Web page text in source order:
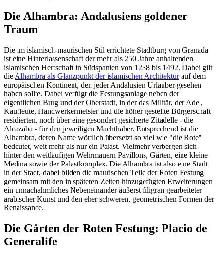
Die Alhambra: Andalusiens goldener
Traum
Die im islamisch-maurischen Stil errichtete Stadtburg von Granada
ist eine Hinterlassenschaft der mehr als 250 Jahre anhaltenden
islamischen Herrschaft in Südspanien von 1238 bis 1492. Dabei gilt
die Alhambra als Glanzpunkt der islamischen Architekturauf dem
europäischen Kontinent, den jeder Andalusien Urlauber gesehen
haben sollte. Dabei verfügt die Festungsanlage neben der
eigentlichen Burg und der Oberstadt, in der das Militär, der Adel,
Kaufleute, Handwerkermeister und die höher gestellte Bürgerschaft
residierten, noch über eine gesondert gesicherte Zitadelle - die
Alcazaba - für den jeweiligen Machthaber. Entsprechend ist die
Alhambra, deren Name wörtlich übersetzt so viel wie "die Rote"
bedeutet, weit mehr als nur ein Palast. Vielmehr verbergen sich
hinter den weitläufigen Wehrmauern Pavillons, Gärten, eine kleine
Medina sowie der Palastkomplex. Die Alhambra ist also eine Stadt
in der Stadt, dabei bilden die maurischen Teile der Roten Festung
gemeinsam mit den in späteren Zeiten hinzugefügten Erweiterungen
ein unnachahmliches Nebeneinander äußerst filigran gearbeiteter
arabischer Kunst und den eher schweren, geometrischen Formen der
Renaissance.
Die Gärten der Roten Festung: Placio de
Generalife